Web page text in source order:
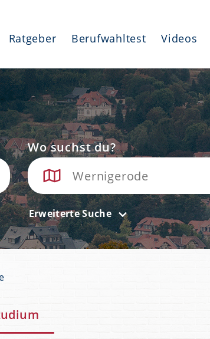
Ratgeber Berufwahltest Videos
Wo suchst du?
Erweiterte Suche